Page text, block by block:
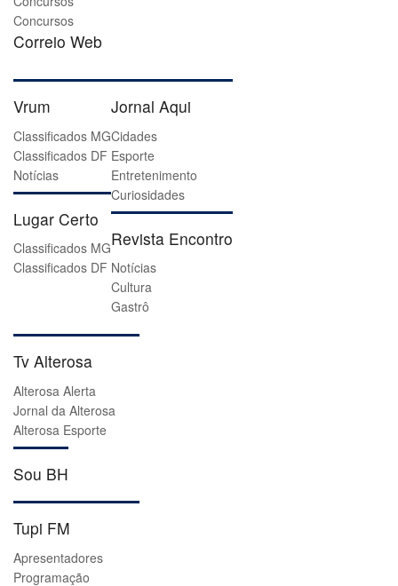
Concursos
Correio Web
Vrum
Classificados MG
Classificados DF
Notícias
Lugar Certo
Classificados MG
Classificados DF
Jornal Aqui
Cidades
Esporte
Entretenimento
Curiosidades
Revista Encontro
Notícias
Cultura
Gastrô
Tv Alterosa
Alterosa Alerta
Jornal da Alterosa
Alterosa Esporte
Sou BH
Tupi FM
Apresentadores
Programação